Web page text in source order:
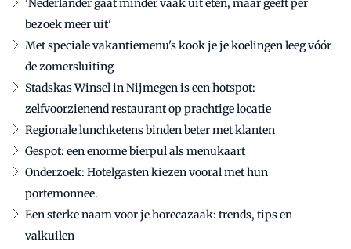
'Nederlander gaat minder vaak uit eten, maar geeft per
bezoek meer uit'
Met speciale vakantiemenu's kook je je koelingen leeg vóór
de zomersluiting
Stadskas Winsel in Nijmegen is een hotspot:
zelfvoorzienend restaurant op prachtige locatie
Regionale lunchketens binden beter met klanten
Gespot: een enorme bierpul als menukaart
Onderzoek: Hotelgasten kiezen vooral met hun
portemonnee.
Een sterke naam voor je horecazaak: trends, tips en
valkuilen